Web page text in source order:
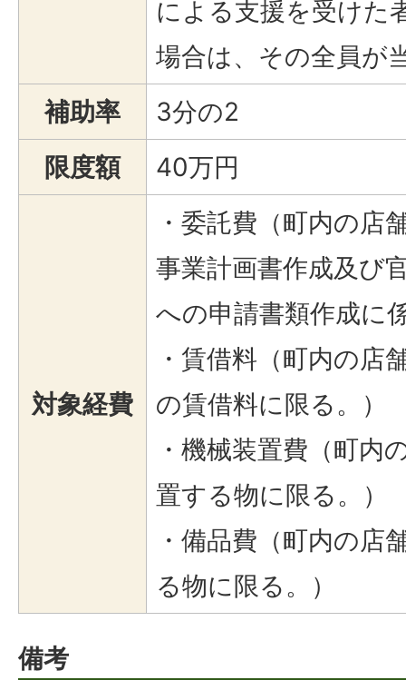
による支援を受けた
場合は、その全員が
補助率
3分の2
限度額
40万円
対象経費
・委託費（町内の店
事業計画書作成及び
への申請書類作成に
・賃借料（町内の店
の賃借料に限る。）
・機械装置費（町内
置する物に限る。）
・備品費（町内の店
る物に限る。）
備考